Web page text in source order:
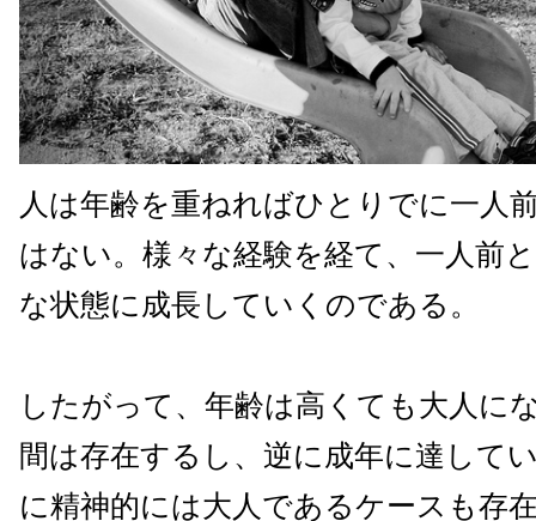
人は年齢を重ねればひとりでに一人
はない。様々な経験を経て、一人前
な状態に成長していくのである。
したがって、年齢は高くても大人に
間は存在するし、逆に成年に達して
に精神的には大人であるケースも存